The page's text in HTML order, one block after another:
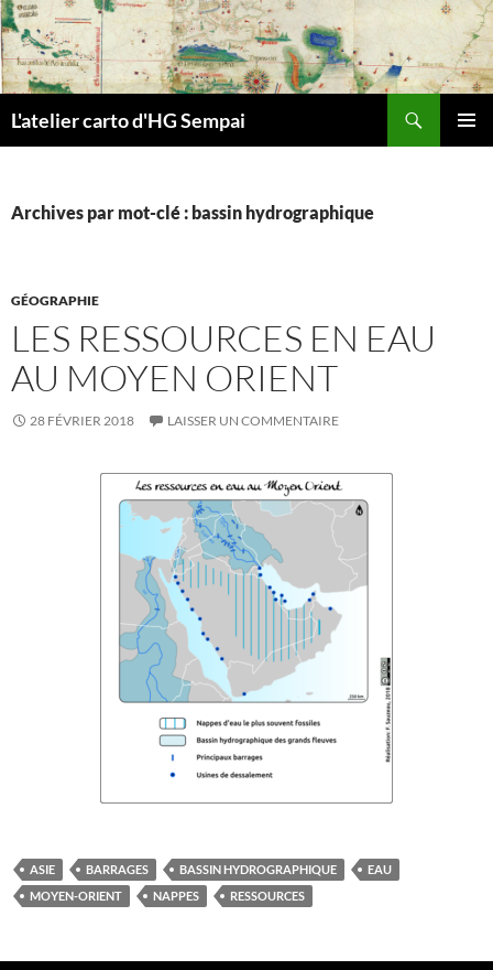
Aller
au
contenu
L'atelier carto d'HG Sempai
Archives par mot-clé : bassin hydrographique
GÉOGRAPHIE
LES RESSOURCES EN EAU
AU MOYEN ORIENT
28 FÉVRIER 2018 LAISSER UN COMMENTAIRE
ASIE BARRAGES BASSIN HYDROGRAPHIQUE
EAU
MOYEN-ORIENT
NAPPES RESSOURCES